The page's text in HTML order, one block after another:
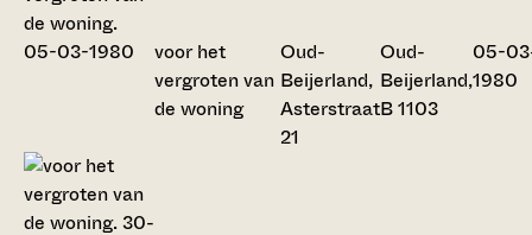
voor het
vergroten van
de woning
Oud-
Beijerland,
Asterstraat
21
Oud-
Beijerland,
B 1103
05-
1980